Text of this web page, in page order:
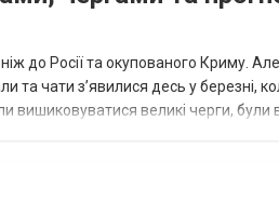
до Росії та окупованого Криму.
та чати з’явилися десь у березні,
вишиковуватися великі черги, були